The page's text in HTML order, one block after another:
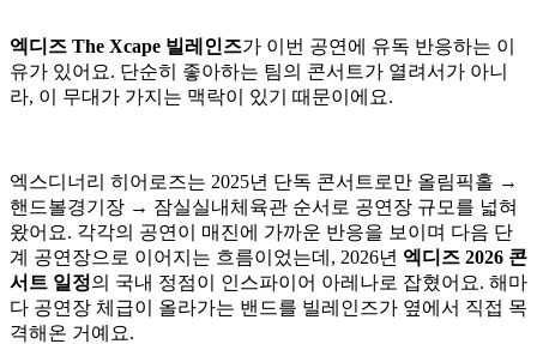
엑디즈 The Xcape 빌레인즈가 이번 공연에 유독 반응하는 이
유가 있어요. 단순히 좋아하는 팀의 콘서트가 열려서가 아니
라, 이 무대가 가지는 맥락이 있기 때문이에요.
엑스디너리 히어로즈는 2025년 단독 콘서트로만 올림픽홀 →
핸드볼경기장 → 잠실실내체육관 순서로 공연장 규모를 넓혀
왔어요. 각각의 공연이 매진에 가까운 반응을 보이며 다음 단
계 공연장으로 이어지는 흐름이었는데, 2026년 엑디즈 2026 콘
서트 일정의 국내 정점이 인스파이어 아레나로 잡혔어요. 해마
다 공연장 체급이 올라가는 밴드를 빌레인즈가 옆에서 직접 목
격해온 거예요.